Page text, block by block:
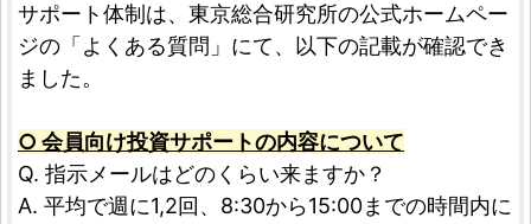
サポート体制は、東京総合研究所の公式ホームペー
ジの「よくある質問」にて、以下の記載が確認でき
ました。
○ 会員向け投資サポートの内容について
Q. 指示メールはどのくらい来ますか？
A. 平均で週に1,2回、8:30から15:00までの時間内に